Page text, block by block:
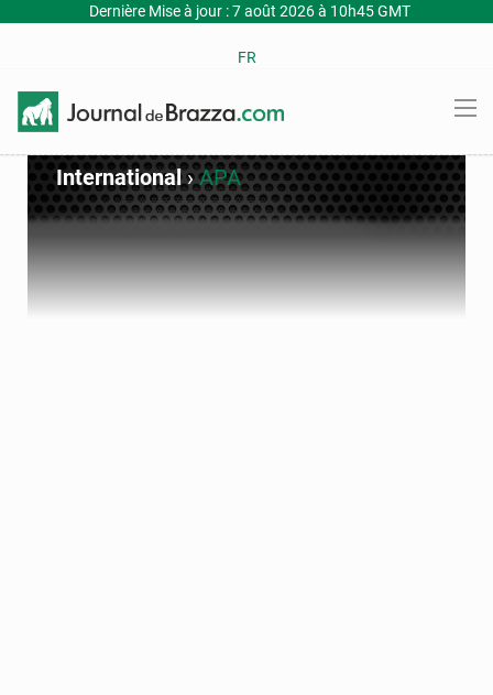
Dernière Mise à jour : 7 août 2026 à 10h45 GMT
FR
International›APA